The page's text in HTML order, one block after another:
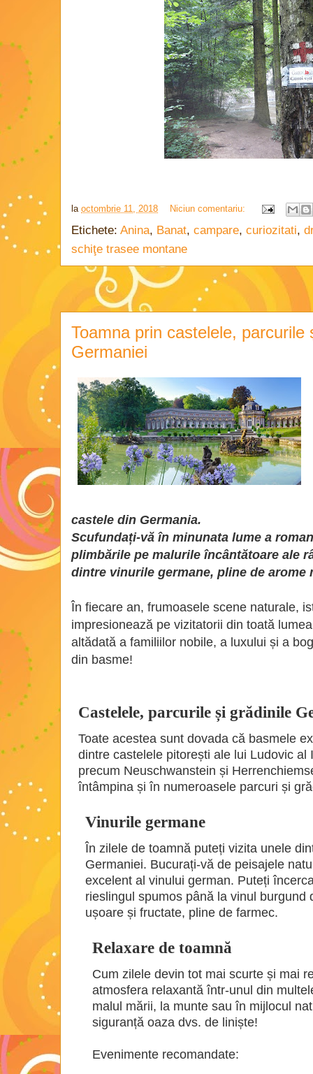
la octombrie 11, 2018 Niciun comentariu:
Etichete: Anina, Banat, campare, curiozitati,
schiţe trasee montane
Toamna prin castelele, parcurile
Germaniei
castele din Germania.
Scufundați-vă în minunata lume a
plimbările pe malurile încântătoare ale
dintre vinurile germane, pline de
În fiecare an, frumoasele scene naturale,
impresionează pe vizitatorii din toată
altădată a familiilor nobile, a luxului și a
din basme!
Castelele, parcurile și grădinile
Toate acestea sunt dovada că basmele
dintre castelele pitorești ale lui Ludovic al
precum Neuschwanstein și
întâmpina și în numeroasele parcuri și
Vinurile germane
În zilele de toamnă puteți vizita unele
Germaniei. Bucurați-vă de peisajele
excelent al vinului german. Puteți
rieslingul spumos până la vinul burgund
ușoare și fructate, pline de farmec.
Relaxare de toamnă
Cum zilele devin tot mai scurte și mai
atmosfera relaxantă într-unul din
malul mării, la munte sau în mijlocul
siguranță oaza dvs. de liniște!
Evenimente recomandate: